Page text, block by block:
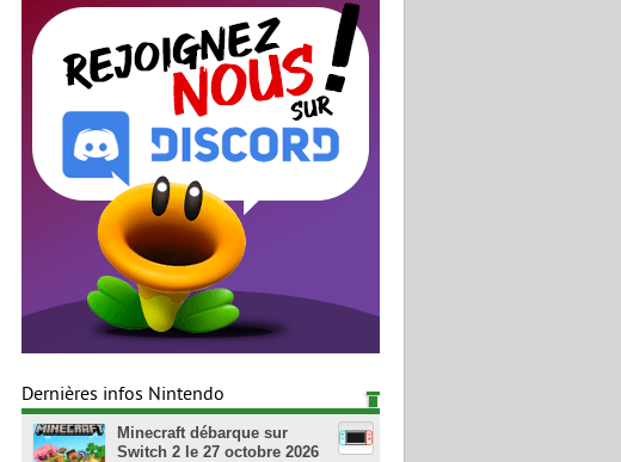
Dernières infos Nintendo
Minecraft débarque sur
Switch 2 le 27 octobre 2026